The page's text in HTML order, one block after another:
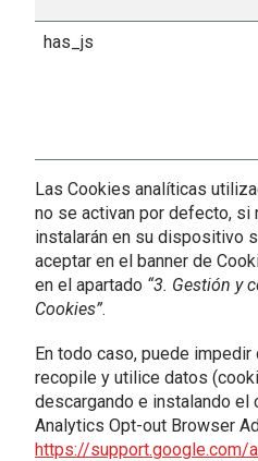
has_js
Las Cookies analíticas
no se activan por defecto, si
instalarán en su dispositivo
aceptar en el banner de
en el apartado “3. Gestión y
Cookies”.
En todo caso, puede
recopile y utilice datos
descargando e instalando el
Analytics Opt-out Browser
https://support.google.com/